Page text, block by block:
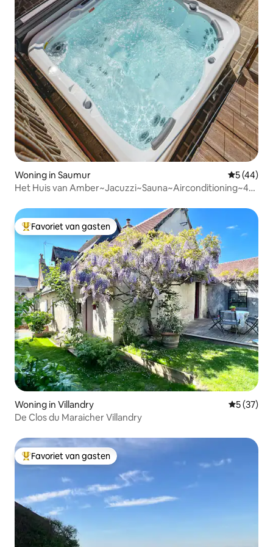
Woning in Saumur
5 (44)
Het Huis van Amber~Jacuzzi~Sauna~Airconditioning~4
Topfavoriet van gasten
Favoriet van gasten
Woning in Villandry
5 (37)
De Clos du Maraicher Villandry
Topfavoriet van gasten
Favoriet van gasten